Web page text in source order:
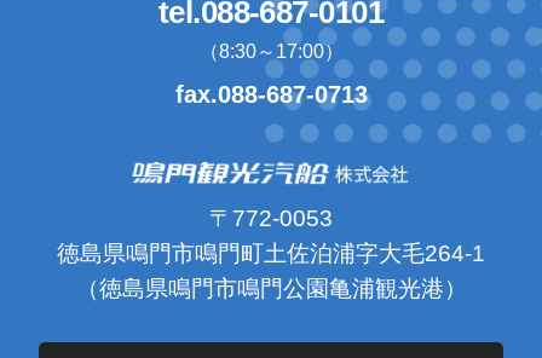
tel.088-687-0101
（8:30～17:00）
fax.088-687-0713
〒772-0053
徳島県鳴門市鳴門町土佐泊浦字大毛264-1
（徳島県鳴門市鳴門公園亀浦観光港）